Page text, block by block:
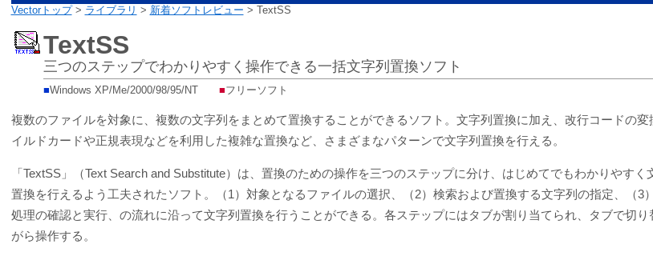
Vectorトップ> ライブラリ > 新着ソフトレビュー > TextSS
TextSS
三つのステップでわかりやすく操作できる一括文字列置換ソフト
■Windows XP/Me/2000/98/95/NT ■フリーソフト
複数のファイルを対象に、複数の文字列をまとめて置換することができるソフト。文字列置換に加え、改行コードの変
イルドカードや正規表現などを利用した複雑な置換など、さまざまなパターンで文字列置換を行える。
「TextSS」（Text Search and Substitute）は、置換のための操作を三つのステップに分け、はじめてでもわかりやすく
置換を行えるよう工夫されたソフト。（1）対象となるファイルの選択、（2）検索および置換する文字列の指定、（3
処理の確認と実行、の流れに沿って文字列置換を行うことができる。各ステップにはタブが割り当てられ、タブで切り
がら操作する。